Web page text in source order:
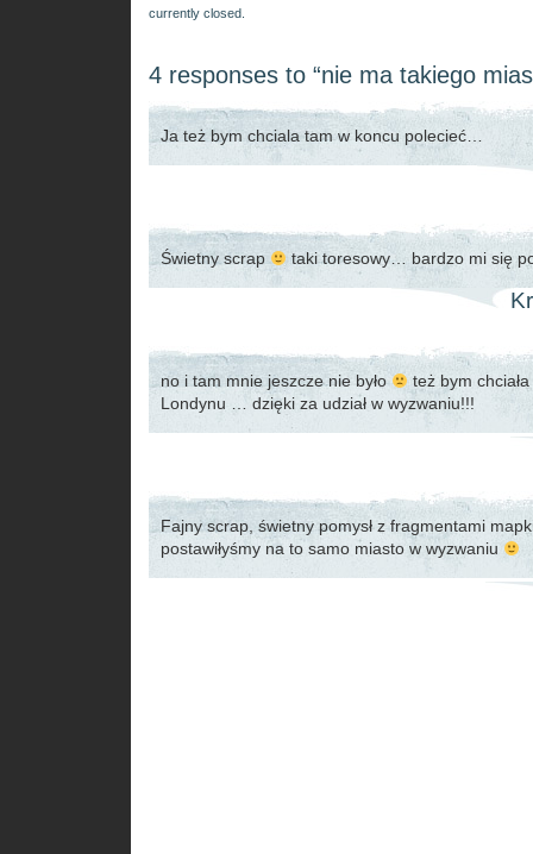
currently closed.
4 responses to “nie ma takiego
Ja też bym chciala tam w koncu polecieć…
Świetny scrap taki toresowy… bardzo mi się
no i tam mnie jeszcze nie było
też bym
Londynu … dzięki za udział w wyzwaniu!!!
Fajny scrap, świetny pomysł z fragmentami
postawiłyśmy na to samo miasto w wyzwaniu